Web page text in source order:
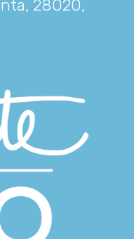
28020,